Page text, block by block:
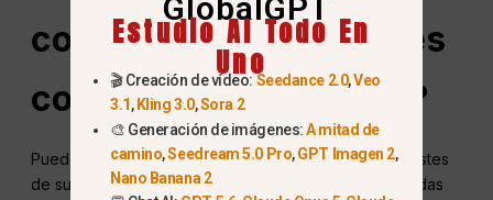
coherentes sin enormes
costes de suscripción?
Puedes crear personajes coherentes sin enormes costes
de suscripción utilizando plataformas de IA centralizadas
GlobalGPT
Estudio AI Todo En
Uno
🎬 Creación de vídeo: Seedance 2.0,Veo
3.1, Kling 3.0,Sora 2
🎨 Generación de imágenes:A mitad de
camino,Seedream 5.0 Pro,GPT Imagen 2,
Nano Banana 2